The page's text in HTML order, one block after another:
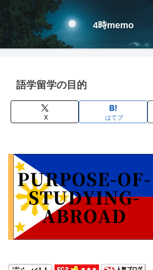
4時memo
語学留学の目的
X はてブ